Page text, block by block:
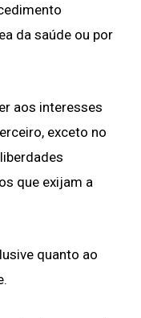
da saúde ou por
aos interesses
exceto no
que exijam a
quanto ao